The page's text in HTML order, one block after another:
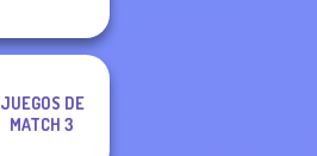
JUEGOS DE
MATCH 3